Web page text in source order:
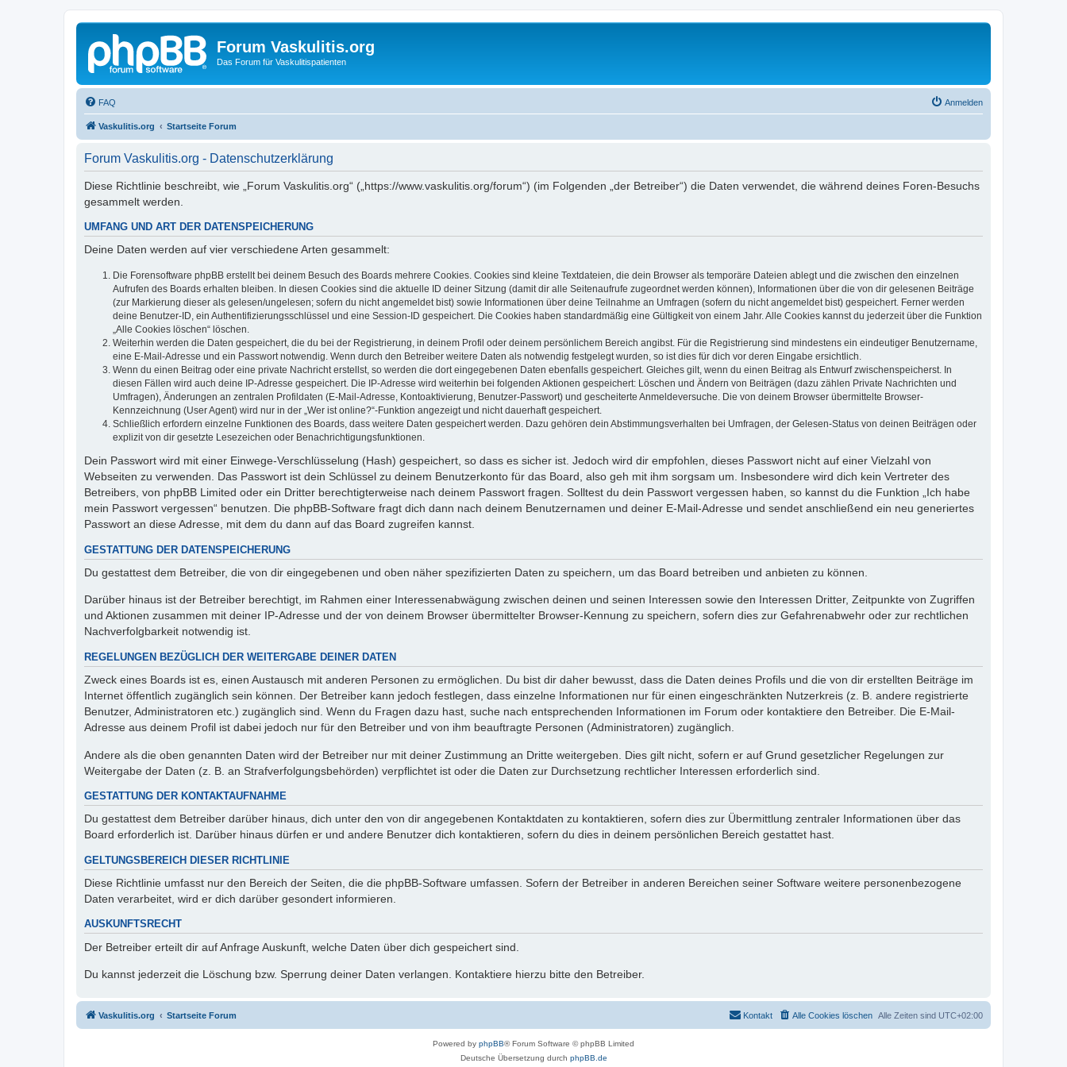
Forum Vaskulitis.org
Das Forum für Vaskulitispatienten
FAQ Anmelden
Vaskulitis.org Startseite Forum
Forum Vaskulitis.org - Datenschutzerklärung
Diese Richtlinie beschreibt, wie „Forum Vaskulitis.org“ („https://www.vaskulitis.org/forum“) (im Folgenden „der Betreiber“) die Daten verwendet, die während deines Foren-Besuchs
gesammelt werden.
UMFANG UND ART DER DATENSPEICHERUNG
Deine Daten werden auf vier verschiedene Arten gesammelt:
Die Forensoftware phpBB erstellt bei deinem Besuch des Boards mehrere Cookies. Cookies sind kleine Textdateien, die dein Browser als temporäre Dateien ablegt und die zwischen den einzelnen
Aufrufen des Boards erhalten bleiben. In diesen Cookies sind die aktuelle ID deiner Sitzung (damit dir alle Seitenaufrufe zugeordnet werden können), Informationen über die von dir gelesenen Beiträge
(zur Markierung dieser als gelesen/ungelesen; sofern du nicht angemeldet bist) sowie Informationen über deine Teilnahme an Umfragen (sofern du nicht angemeldet bist) gespeichert. Ferner werden
deine Benutzer-ID, ein Authentifizierungsschlüssel und eine Session-ID gespeichert. Die Cookies haben standardmäßig eine Gültigkeit von einem Jahr. Alle Cookies kannst du jederzeit über die Funktion
„Alle Cookies löschen“ löschen.
Weiterhin werden die Daten gespeichert, die du bei der Registrierung, in deinem Profil oder deinem persönlichem Bereich angibst. Für die Registrierung sind mindestens ein eindeutiger Benutzername,
eine E-Mail-Adresse und ein Passwort notwendig. Wenn durch den Betreiber weitere Daten als notwendig festgelegt wurden, so ist dies für dich vor deren Eingabe ersichtlich.
Wenn du einen Beitrag oder eine private Nachricht erstellst, so werden die dort eingegebenen Daten ebenfalls gespeichert. Gleiches gilt, wenn du einen Beitrag als Entwurf zwischenspeicherst. In
diesen Fällen wird auch deine IP-Adresse gespeichert. Die IP-Adresse wird weiterhin bei folgenden Aktionen gespeichert: Löschen und Ändern von Beiträgen (dazu zählen Private Nachrichten und
Umfragen), Änderungen an zentralen Profildaten (E-Mail-Adresse, Kontoaktivierung, Benutzer-Passwort) und gescheiterte Anmeldeversuche. Die von deinem Browser übermittelte Browser-
Kennzeichnung (User Agent) wird nur in der „Wer ist online?“-Funktion angezeigt und nicht dauerhaft gespeichert.
Schließlich erfordern einzelne Funktionen des Boards, dass weitere Daten gespeichert werden. Dazu gehören dein Abstimmungsverhalten bei Umfragen, der Gelesen-Status von deinen Beiträgen oder
explizit von dir gesetzte Lesezeichen oder Benachrichtigungsfunktionen.
Dein Passwort wird mit einer Einwege-Verschlüsselung (Hash) gespeichert, so dass es sicher ist. Jedoch wird dir empfohlen, dieses Passwort nicht auf einer Vielzahl von
Webseiten zu verwenden. Das Passwort ist dein Schlüssel zu deinem Benutzerkonto für das Board, also geh mit ihm sorgsam um. Insbesondere wird dich kein Vertreter des
Betreibers, von phpBB Limited oder ein Dritter berechtigterweise nach deinem Passwort fragen. Solltest du dein Passwort vergessen haben, so kannst du die Funktion „Ich habe
mein Passwort vergessen“ benutzen. Die phpBB-Software fragt dich dann nach deinem Benutzernamen und deiner E-Mail-Adresse und sendet anschließend ein neu generiertes
Passwort an diese Adresse, mit dem du dann auf das Board zugreifen kannst.
GESTATTUNG DER DATENSPEICHERUNG
Du gestattest dem Betreiber, die von dir eingegebenen und oben näher spezifizierten Daten zu speichern, um das Board betreiben und anbieten zu können.
Darüber hinaus ist der Betreiber berechtigt, im Rahmen einer Interessenabwägung zwischen deinen und seinen Interessen sowie den Interessen Dritter, Zeitpunkte von Zugriffen
und Aktionen zusammen mit deiner IP-Adresse und der von deinem Browser übermittelter Browser-Kennung zu speichern, sofern dies zur Gefahrenabwehr oder zur rechtlichen
Nachverfolgbarkeit notwendig ist.
REGELUNGEN BEZÜGLICH DER WEITERGABE DEINER DATEN
Zweck eines Boards ist es, einen Austausch mit anderen Personen zu ermöglichen. Du bist dir daher bewusst, dass die Daten deines Profils und die von dir erstellten Beiträge im
Internet öffentlich zugänglich sein können. Der Betreiber kann jedoch festlegen, dass einzelne Informationen nur für einen eingeschränkten Nutzerkreis (z. B. andere registrierte
Benutzer, Administratoren etc.) zugänglich sind. Wenn du Fragen dazu hast, suche nach entsprechenden Informationen im Forum oder kontaktiere den Betreiber. Die E-Mail-
Adresse aus deinem Profil ist dabei jedoch nur für den Betreiber und von ihm beauftragte Personen (Administratoren) zugänglich.
Andere als die oben genannten Daten wird der Betreiber nur mit deiner Zustimmung an Dritte weitergeben. Dies gilt nicht, sofern er auf Grund gesetzlicher Regelungen zur
Weitergabe der Daten (z. B. an Strafverfolgungsbehörden) verpflichtet ist oder die Daten zur Durchsetzung rechtlicher Interessen erforderlich sind.
GESTATTUNG DER KONTAKTAUFNAHME
Du gestattest dem Betreiber darüber hinaus, dich unter den von dir angegebenen Kontaktdaten zu kontaktieren, sofern dies zur Übermittlung zentraler Informationen über das
Board erforderlich ist. Darüber hinaus dürfen er und andere Benutzer dich kontaktieren, sofern du dies in deinem persönlichen Bereich gestattet hast.
GELTUNGSBEREICH DIESER RICHTLINIE
Diese Richtlinie umfasst nur den Bereich der Seiten, die die phpBB-Software umfassen. Sofern der Betreiber in anderen Bereichen seiner Software weitere personenbezogene
Daten verarbeitet, wird er dich darüber gesondert informieren.
AUSKUNFTSRECHT
Der Betreiber erteilt dir auf Anfrage Auskunft, welche Daten über dich gespeichert sind.
Du kannst jederzeit die Löschung bzw. Sperrung deiner Daten verlangen. Kontaktiere hierzu bitte den Betreiber.
Vaskulitis.org Startseite Forum Alle Zeiten sind UTC+02:00
Alle Cookies löschen
Kontakt
Powered by phpBB® Forum Software © phpBB Limited
Deutsche Übersetzung durch phpBB.de